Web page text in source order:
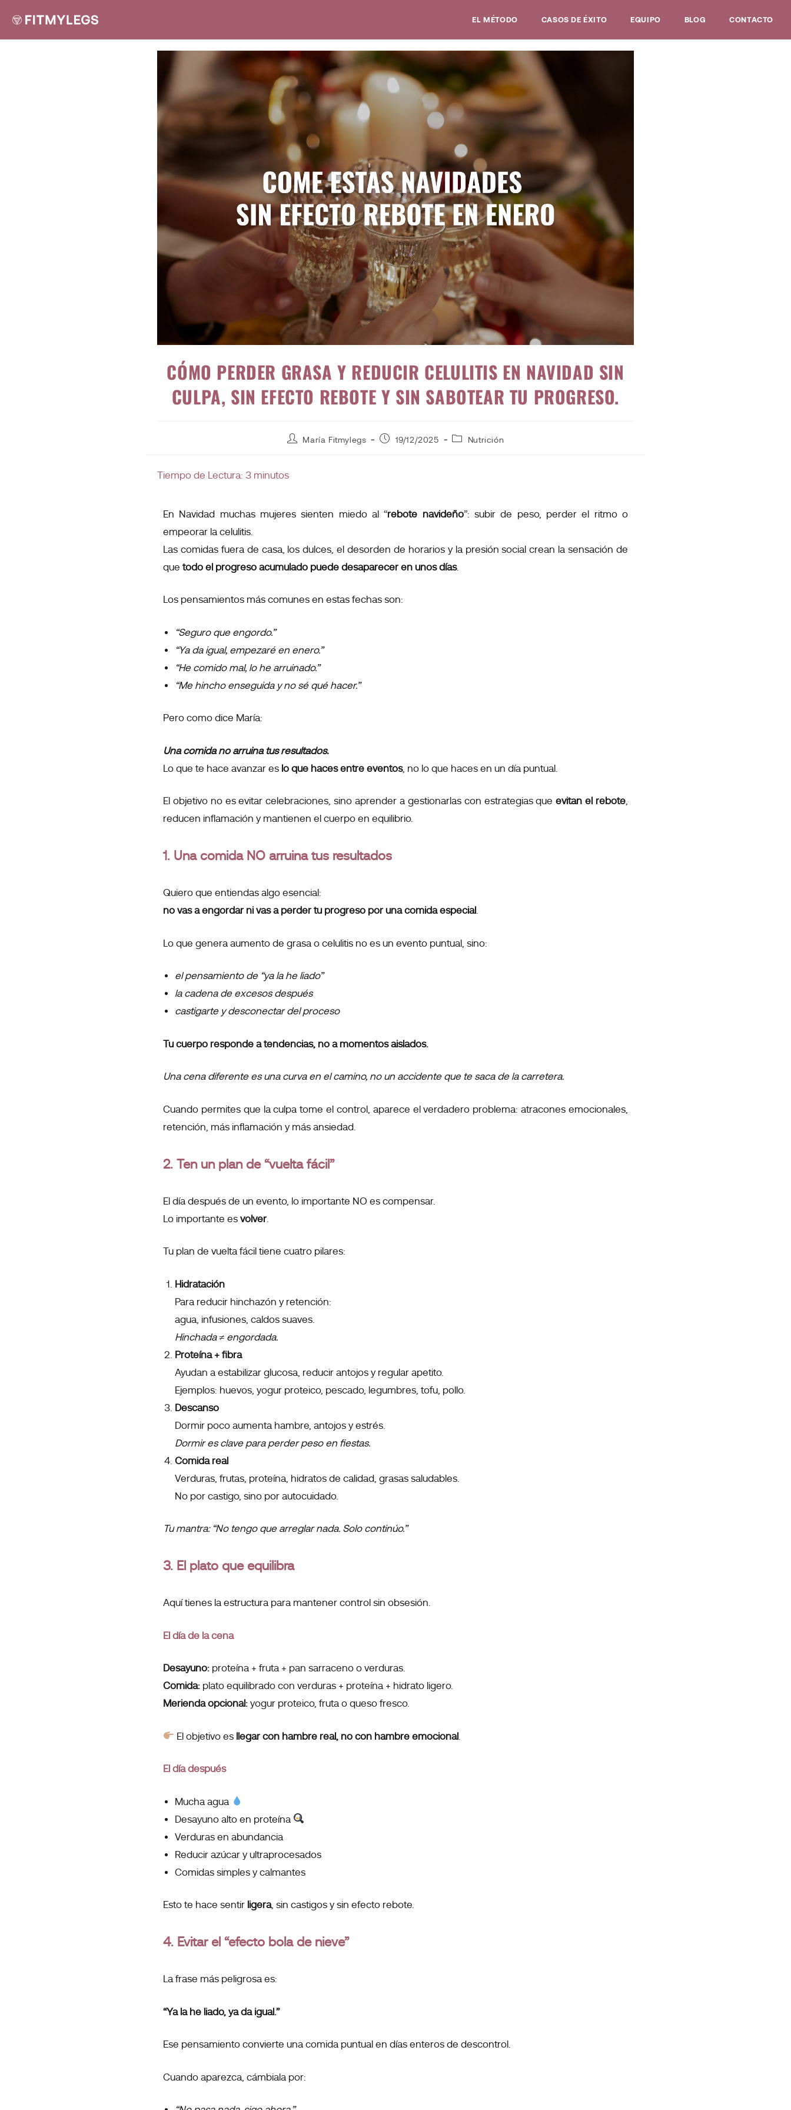
EL MÉTODO CASOS DE ÉXITO EQUIPO BLOG CONTACTO
CÓMO PERDER GRASA Y REDUCIR CELULITIS EN NAVIDAD SIN
CULPA, SIN EFECTO REBOTE Y SIN SABOTEAR TU PROGRESO.
María Fitmylegs 19/12/2025 Nutrición
Tiempo de Lectura: 3 minutos
En Navidad muchas mujeres sienten miedo al “rebote navideño”: subir de peso, perder el ritmo o
empeorar la celulitis.
Las comidas fuera de casa, los dulces, el desorden de horarios y la presión social crean la sensación de
que todo el progreso acumulado puede desaparecer en unos días.
Los pensamientos más comunes en estas fechas son:
“Seguro que engordo.”
“Ya da igual, empezaré en enero.”
“He comido mal, lo he arruinado.”
“Me hincho enseguida y no sé qué hacer.”
Pero como dice María:
Una comida no arruina tus resultados.
Lo que te hace avanzar es lo que haces entre eventos, no lo que haces en un día puntual.
El objetivo no es evitar celebraciones, sino aprender a gestionarlas con estrategias queevitan el rebote,
reducen inflamación y mantienen el cuerpo en equilibrio.
1. Una comida NO arruina tus resultados
Quiero que entiendas algo esencial:
no vas a engordar ni vas a perder tu progreso por una comida especial.
Lo que genera aumento de grasa o celulitis no es un evento puntual, sino:
el pensamiento de “ya la he liado”
la cadena de excesos después
castigarte y desconectar del proceso
Tu cuerpo responde a tendencias, no a momentos aislados.
Una cena diferente es una curva en el camino, no un accidente que te saca de la carretera.
Cuando permites que la culpa tome el control, aparece el verdadero problema: atracones emocionales,
retención, más inflamación y más ansiedad.
2. Ten un plan de “vuelta fácil”
El día después de un evento, lo importante NO es compensar.
Lo importante es volver
Tu plan de vuelta fácil tiene cuatro pilares:
Hidratación
Para reducir hinchazón y retención:
agua, infusiones, caldos suaves.
Hinchada ≠ engordada.
Proteína + fibra
Ayudan a estabilizar glucosa, reducir antojos y regular apetito.
Ejemplos: huevos, yogur proteico, pescado, legumbres, tofu, pollo.
Descanso
Dormir poco aumenta hambre, antojos y estrés.
Dormir es clave para perder peso en fiestas.
Comida real
Verduras, frutas, proteína, hidratos de calidad, grasas saludables.
No por castigo, sino por autocuidado.
Tu mantra: “No tengo que arreglar nada. Solo continúo.”
3. El plato que equilibra
Aquí tienes la estructura para mantener control sin obsesión.
El día de la cena
Desayuno: proteína + fruta + pan sarraceno o verduras.
Comida: plato equilibrado con verduras + proteína + hidrato ligero.
Merienda opcional: yogur proteico, fruta o queso fresco.
El objetivo es llegar con hambre real, no con hambre emocional
El día después
Mucha agua
Desayuno alto en proteína
Verduras en abundancia
Reducir azúcar y ultraprocesados
Comidas simples y calmantes
Esto te hace sentir ligera, sin castigos y sin efecto rebote.
4. Evitar el “efecto bola de nieve”
La frase más peligrosa es:
“Ya la he liado, ya da igual.”
Ese pensamiento convierte una comida puntual en días enteros de descontrol.
Cuando aparezca, cámbiala por: